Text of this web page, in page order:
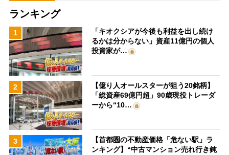
ランキング
1
「キオクシアが今後も利益を出し続け
るかは分からない」資産11億円の個人
投資家が…
2
【億り人オールスターが狙う20銘柄】
「総資産69億円超」90歳現役トレーダ
ーから“10…
3
【首都圏の不動産価格「危ない駅」ラ
ンキング】“中古マンション売れ行き鈍